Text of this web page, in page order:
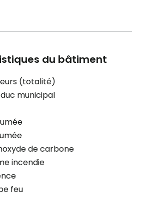
du bâtiment
(totalité)
municipal
de carbone
incendie
feu